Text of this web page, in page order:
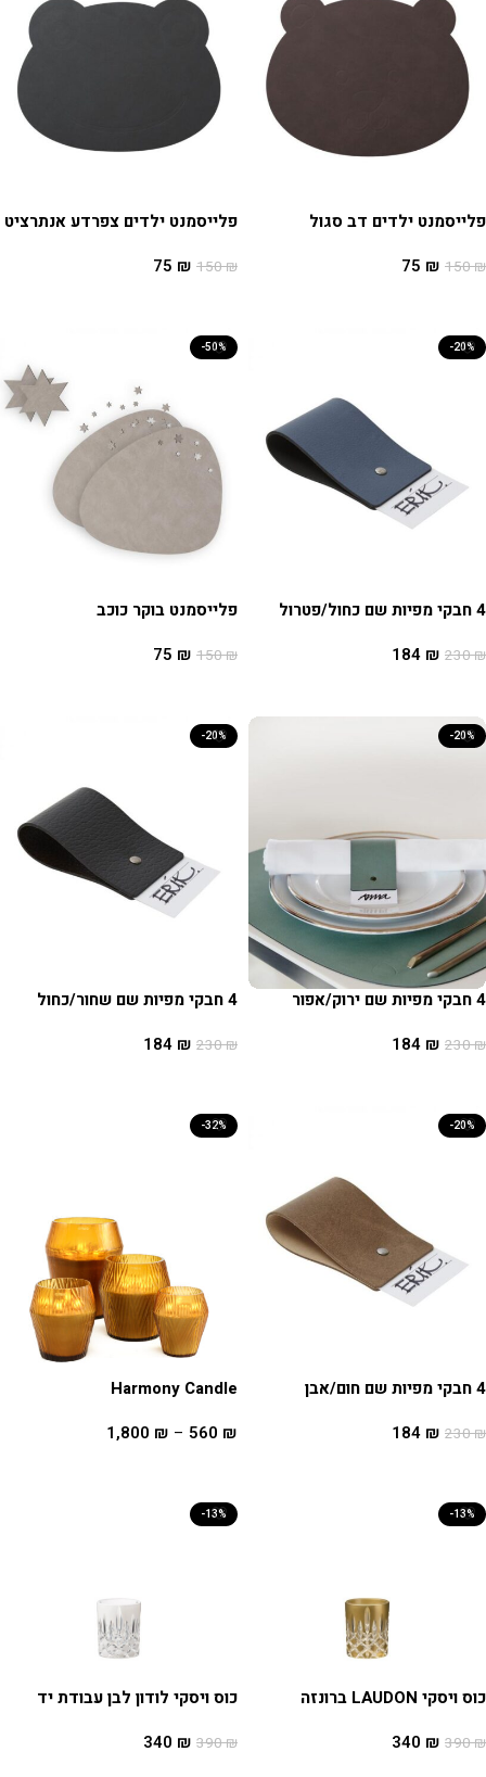
פלייסמנט ילדים דב סגול
150₪
75 ₪
פלייסמנט ילדים צפרדע אנתרציט
150₪
75 ₪
-20%
4 חבקי מפיות שם כחול/פטרול
230₪
184 ₪
-50%
פלייסמנט בוקר כוכב
150₪
75 ₪
-20%
4 חבקי מפיות שם ירוק/אפור
230₪
184 ₪
-20%
4 חבקי מפיות שם שחור/כחול
230₪
184 ₪
-20%
4 חבקי מפיות שם חום/אבן
230₪
184 ₪
-32%
Harmony Candle
560 ₪
–
1,800 ₪
-13%
כוס ויסקי LAUDON ברונזה
390₪
340 ₪
-13%
כוס ויסקי לודון לבן עבודת יד
390₪
340 ₪